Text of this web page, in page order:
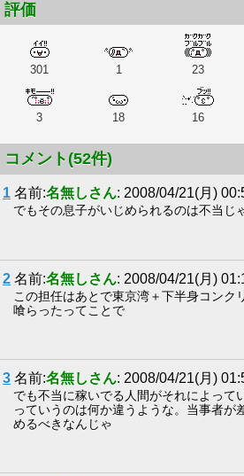
評価
301 1 23
3 18 16
コメント(52件)
1 名前:名無しさん: 2008/04/21(月)
でもその息子がいじめられるのは不当じ
2 名前:名無しさん: 2008/04/21(月)
この担任はあとで東京湾＋下半身コンク
喰らったってことで
3 名前:名無しさん: 2008/04/21(月)
でも不当に稼いでる人間がそれによって
っていうのは何か違うような。当事者が
めるべきなんじゃ